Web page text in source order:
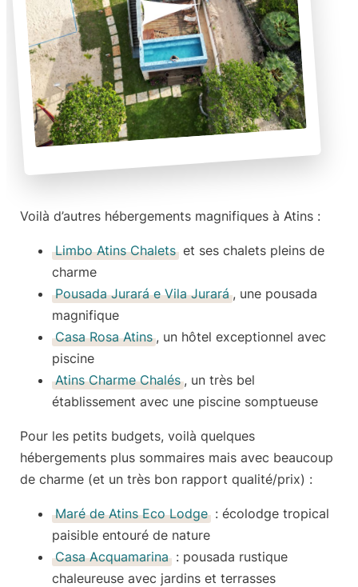
Voilà d’autres hébergements magnifiques à Atins :
Limbo Atins Chalets et ses chalets pleins de
charme
Pousada Jurará e Vila Jurará , une pousada
magnifique
Casa Rosa Atins , un hôtel exceptionnel avec
piscine
Atins Charme Chalés , un très bel
établissement avec une piscine somptueuse
Pour les petits budgets, voilà quelques
hébergements plus sommaires mais avec beaucoup
de charme (et un très bon rapport qualité/prix) :
Maré de Atins Eco Lodge : écolodge tropical
paisible entouré de nature
Casa Acquamarina : pousada rustique
chaleureuse avec jardins et terrasses